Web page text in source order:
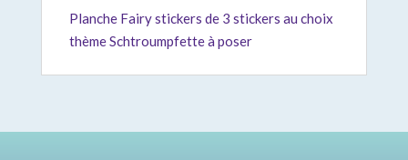
Planche Fairy stickers de 3 stickers au choix
thème Schtroumpfette à poser